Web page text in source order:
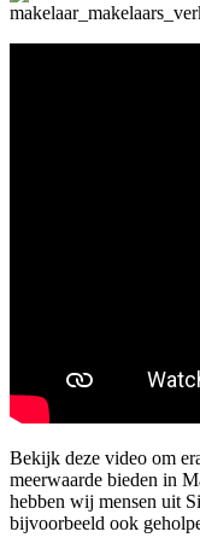
Bekijk deze video om
meerwaarde bieden in
hebben wij mensen uit
bijvoorbeeld ook